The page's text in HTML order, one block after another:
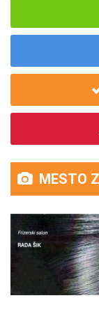
MESTO